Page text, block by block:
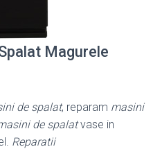
Magurele
de spalat, reparam masini
de spalatvase in
Reparatii